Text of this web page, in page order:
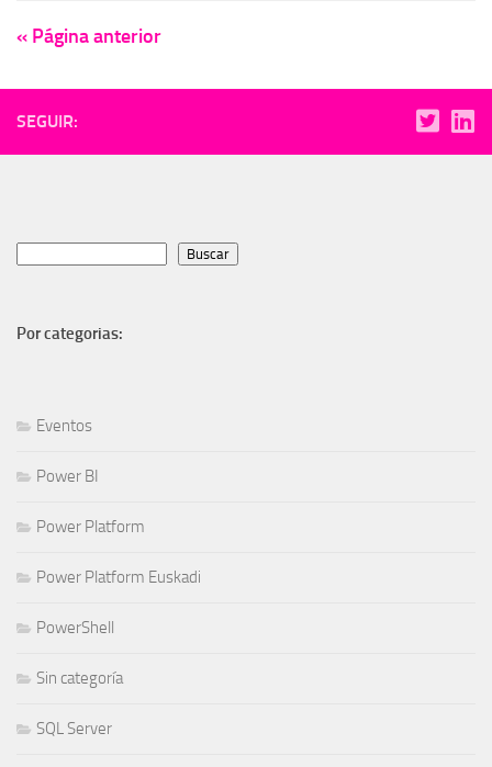
« Página anterior
SEGUIR:
Buscar
Por categorias:
Eventos
Power BI
Power Platform
Power Platform Euskadi
PowerShell
Sin categoría
SQL Server